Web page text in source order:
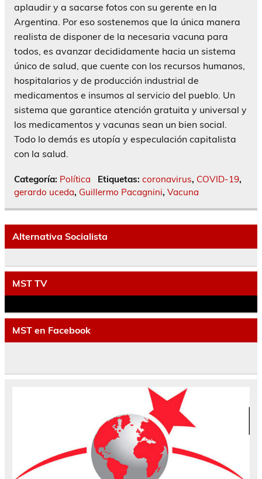
aplaudir y a sacarse fotos con su gerente en la
Argentina. Por eso sostenemos que la única manera
realista de disponer de la necesaria vacuna para
todos, es avanzar decididamente hacia un sistema
único de salud, que cuente con los recursos humanos,
hospitalarios y de producción industrial de
medicamentos e insumos al servicio del pueblo. Un
sistema que garantice atención gratuita y universal y
los medicamentos y vacunas sean un bien social.
Todo lo demás es utopía y especulación capitalista
con la salud.
Categoría: Política Etiquetas: coronavirus, COVID-19,
gerardo uceda, Guillermo Pacagnini, Vacuna
Alternativa Socialista
MST TV
MST en Facebook